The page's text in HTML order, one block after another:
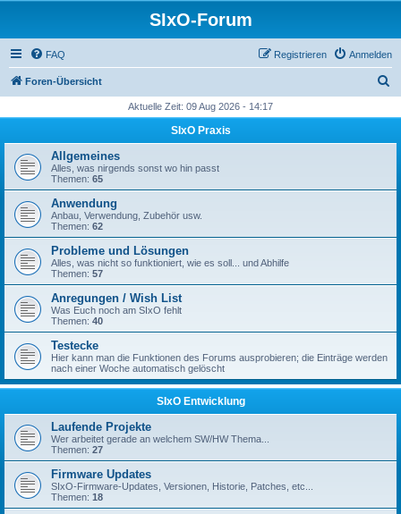
SIxO-Forum
FAQ Anmelden
Registrieren
Foren-Übersicht
h
Aktuelle Zeit: 09 Aug 2026 - 14:17
SIxO Praxis
Allgemeines
Alles, was nirgends sonst wo hin passt
Themen: 65
Anwendung
Anbau, Verwendung, Zubehör usw.
Themen: 62
Probleme und Lösungen
Alles, was nicht so funktioniert, wie es soll... und Abhilfe
Themen: 57
Anregungen / Wish List
Was Euch noch am SIxO fehlt
Themen: 40
Testecke
Hier kann man die Funktionen des Forums ausprobieren; die Einträge werden
nach einer Woche automatisch gelöscht
SIxO Entwicklung
Laufende Projekte
Wer arbeitet gerade an welchem SW/HW Thema...
Themen: 27
Firmware Updates
SIxO-Firmware-Updates, Versionen, Historie, Patches, etc...
Themen: 18